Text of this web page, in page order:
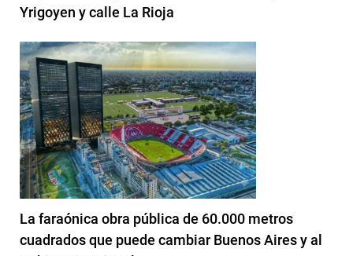
Yrigoyen y calle La Rioja
La faraónica obra pública de 60.000 metros
cuadrados que puede cambiar Buenos Aires y al